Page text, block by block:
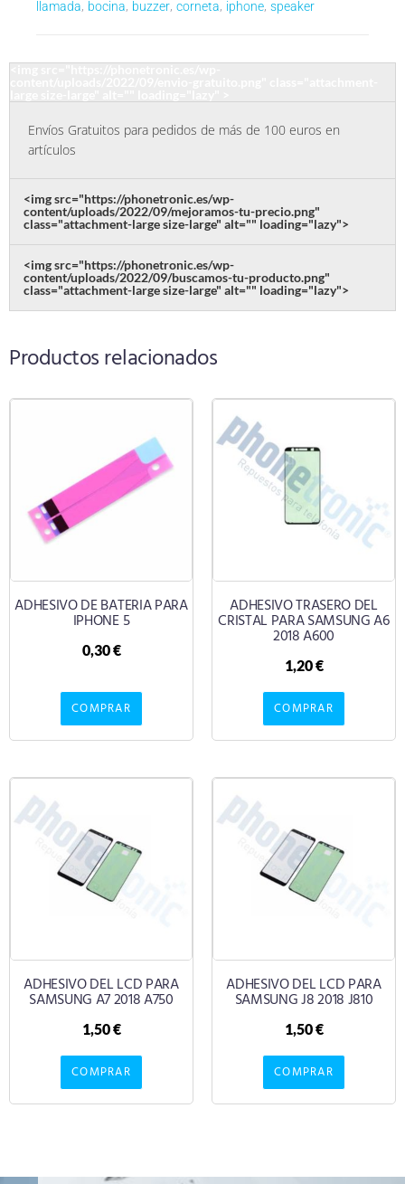
llamada, bocina, buzzer, corneta, iphone, speaker
Envíos Gratuitos para pedidos de más de 100 euros en
artículos
<img src="https://phonetronic.es/wp-
content/uploads/2022/09/mejoramos-tu-precio.png"
class="attachment-large size-large" alt="" loading="lazy">
<img src="https://phonetronic.es/wp-
content/uploads/2022/09/buscamos-tu-producto.png"
class="attachment-large size-large" alt="" loading="lazy">
Productos relacionados
ADHESIVO DE BATERIA PARA
IPHONE 5
0,30€
COMPRAR
ADHESIVO TRASERO DEL
CRISTAL PARA SAMSUNG A6
2018 A600
1,20€
COMPRAR
ADHESIVO DEL LCD PARA
SAMSUNG A7 2018 A750
1,50€
COMPRAR
ADHESIVO DEL LCD PARA
SAMSUNG J8 2018 J810
1,50€
COMPRAR